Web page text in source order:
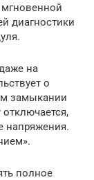
диагностики
на
о
замыкании
отключается,
напряжения.
полное